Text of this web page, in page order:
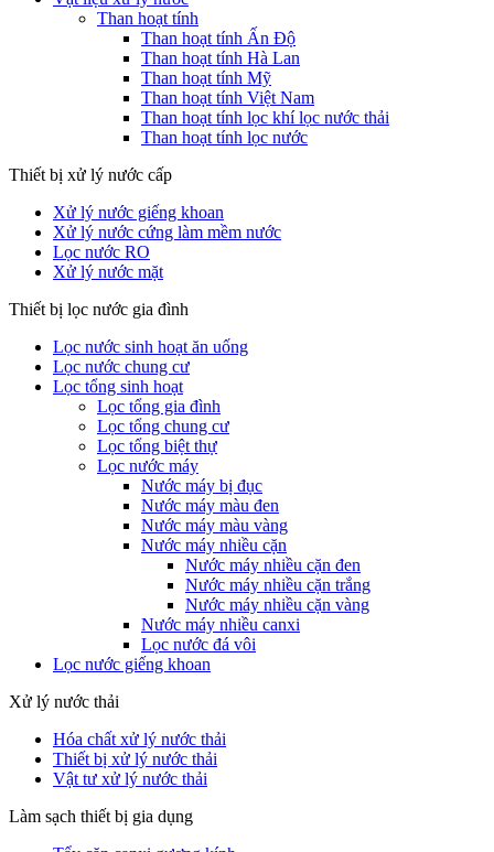
Than hoạt tính
Than hoạt tính Ấn Độ
Than hoạt tính Hà Lan
Than hoạt tính Mỹ
Than hoạt tính Việt Nam
Than hoạt tính lọc khí lọc nước thải
Than hoạt tính lọc nước
Thiết bị xử lý nước cấp
Xử lý nước giếng khoan
Xử lý nước cứng làm mềm nước
Lọc nước RO
Xử lý nước mặt
Thiết bị lọc nước gia đình
Lọc nước sinh hoạt ăn uống
Lọc nước chung cư
Lọc tổng sinh hoạt
Lọc tổng gia đình
Lọc tổng chung cư
Lọc tổng biệt thự
Lọc nước máy
Nước máy bị đục
Nước máy màu đen
Nước máy màu vàng
Nước máy nhiều cặn
Nước máy nhiều cặn đen
Nước máy nhiều cặn trắng
Nước máy nhiều cặn vàng
Nước máy nhiều canxi
Lọc nước đá vôi
Lọc nước giếng khoan
Xử lý nước thải
Hóa chất xử lý nước thải
Thiết bị xử lý nước thải
Vật tư xử lý nước thải
Làm sạch thiết bị gia dụng